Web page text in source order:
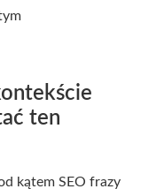
ten
kątem SEO frazy